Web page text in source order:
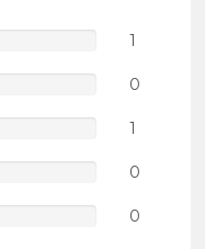
1
0
1
0
0